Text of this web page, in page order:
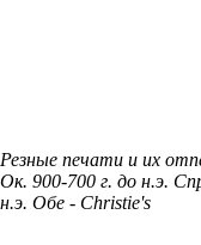
Резные печати и их
Ок. 900-700 г. до н.э.
н.э. Обе - Christie's